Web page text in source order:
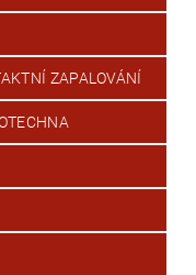
ZAPALOVÁNÍ